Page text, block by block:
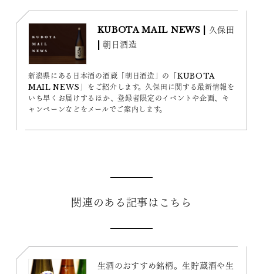
KUBOTA MAIL NEWS | 久保田
| 朝日酒造
新潟県にある日本酒の酒蔵「朝日酒造」の「KUBOTA
MAIL NEWS」をご紹介します。久保田に関する最新情報を
いち早くお届けするほか、登録者限定のイベントや企画、キ
ャンペーンなどをメールでご案内します。
関連のある記事はこちら
生酒のおすすめ銘柄。生貯蔵酒や生